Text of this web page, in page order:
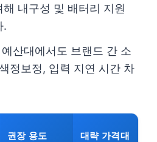
내구성 및 배터리 지원
.
산대에서도 브랜드 간 소
정보정, 입력 지연 시간 차
권장 용도 대략 가격대